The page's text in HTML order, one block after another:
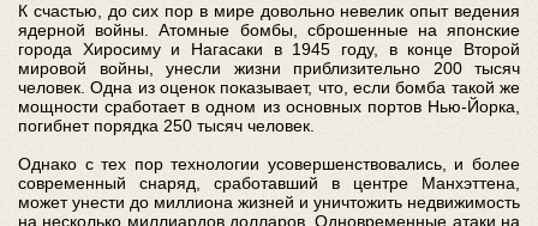
К счастью, до сих пор в мире довольно невелик опыт ведения
ядерной войны. Атомные бомбы, сброшенные на японские
города Хиросиму и Нагасаки в 1945 году, в конце Второй
мировой войны, унесли жизни приблизительно 200 тысяч
человек. Одна из оценок показывает, что, если бомба такой же
мощности сработает в одном из основных портов Нью-Йорка,
погибнет порядка 250 тысяч человек.
Однако с тех пор технологии усовершенствовались, и более
современный снаряд, сработавший в центре Манхэттена,
может унести до миллиона жизней и уничтожить недвижимость
на несколько миллиардов долларов. Одновременные атаки на